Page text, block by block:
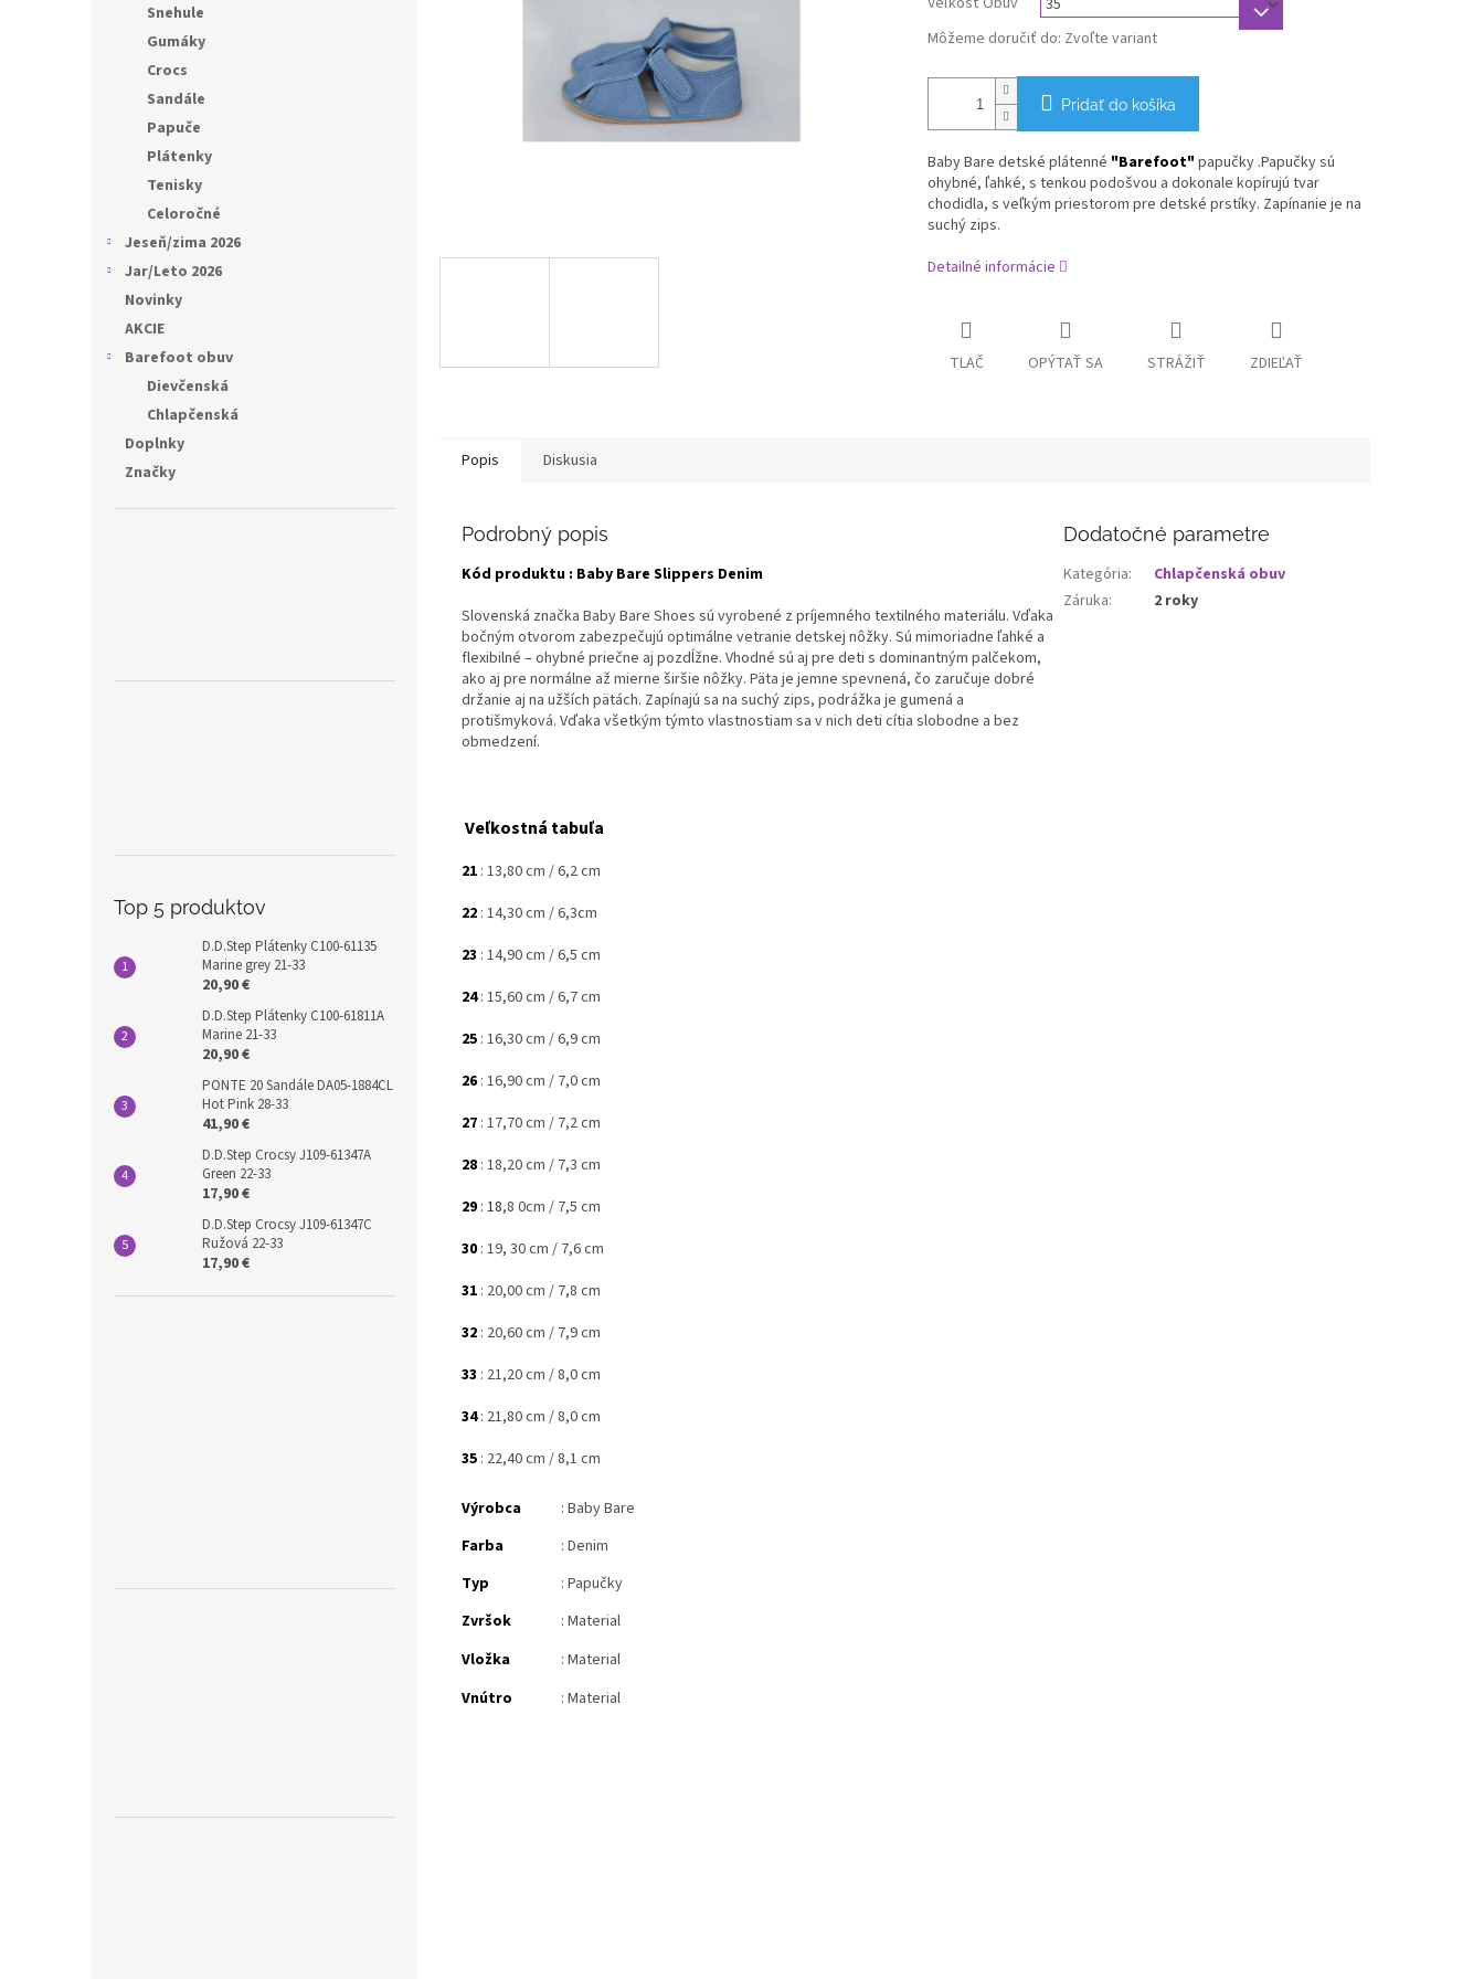
Snehule
Gumáky
Crocs
Sandále
Papuče
Plátenky
Tenisky
Celoročné
Jeseň/zima 2026
Jar/Leto 2026
Novinky
AKCIE
Barefoot obuv
Dievčenská
Chlapčenská
Doplnky
Značky
Top 5 produktov
D.D.Step Plátenky C100-61135
Marine grey 21-33
20,90 €
D.D.Step Plátenky C100-61811A
Marine 21-33
20,90 €
PONTE 20 Sandále DA05-1884CL
Hot Pink 28-33
41,90 €
D.D.Step Crocsy J109-61347A
Green 22-33
17,90 €
D.D.Step Crocsy J109-61347C
Ružová 22-33
17,90 €
Môžeme doručiť do: Zvoľte variant
Pridať do košíka
Baby Bare detské plátenné "Barefoot"papučky .Papučky sú
ohybné, ľahké, s tenkou podošvou a dokonale kopírujú tvar
chodidla, s veľkým priestorom pre detské prstíky. Zapínanie je na
suchý zips.
Detailné informácie
TLAČ OPÝTAŤ SA STRÁŽIŤ ZDIEĽAŤ
Popis Diskusia
Podrobný popis
Kód produktu : Baby Bare Slippers Denim
Slovenská značka Baby Bare Shoes sú vyrobené z príjemného textilného materiálu. Vďaka
bočným otvorom zabezpečujú optimálne vetranie detskej nôžky. Sú mimoriadne ľahké a
flexibilné – ohybné priečne aj pozdĺžne. Vhodné sú aj pre deti s dominantným palčekom,
ako aj pre normálne až mierne širšie nôžky. Päta je jemne spevnená, čo zaručuje dobré
držanie aj na užších pätách. Zapínajú sa na suchý zips, podrážka je gumená a
protišmyková. Vďaka všetkým týmto vlastnostiam sa v nich deti cítia slobodne a bez
obmedzení.
Veľkostná tabuľa
21 : 13,80 cm / 6,2 cm
22 : 14,30 cm / 6,3cm
23 : 14,90 cm / 6,5 cm
24: 15,60 cm / 6,7 cm
25 : 16,30 cm / 6,9 cm
26 : 16,90 cm / 7,0 cm
27 : 17,70 cm / 7,2 cm
28 : 18,20 cm / 7,3 cm
29 : 18,8 0cm / 7,5 cm
30 : 19, 30 cm / 7,6 cm
31 : 20,00 cm / 7,8 cm
32 : 20,60 cm / 7,9 cm
33 : 21,20 cm / 8,0 cm
34: 21,80 cm / 8,0 cm
35 : 22,40 cm / 8,1 cm
Výrobca
: Baby Bare
Farba
: Denim
Typ
: Papučky
Zvršok
: Material
Vložka
: Material
Vnútro
: Material
Dodatočné parametre
Kategória:
Chlapčenská obuv
Záruka: 2 roky